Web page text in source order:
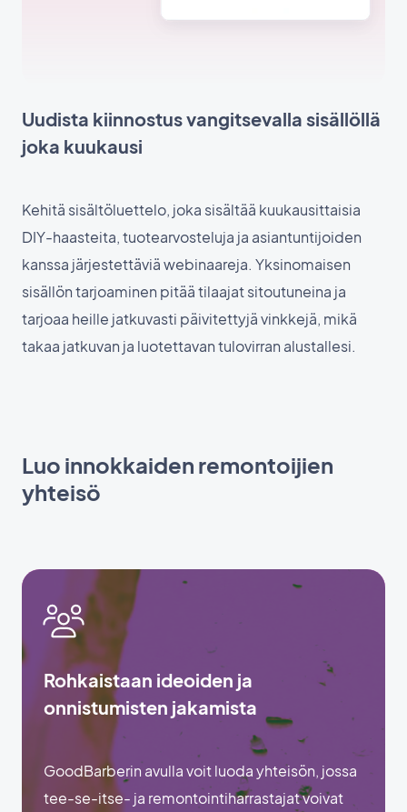
Uudista kiinnostus vangitsevalla sisällöllä
joka kuukausi
Kehitä sisältöluettelo, joka sisältää kuukausittaisia
DIY-haasteita, tuotearvosteluja ja asiantuntijoiden
kanssa järjestettäviä webinaareja. Yksinomaisen
sisällön tarjoaminen pitää tilaajat sitoutuneina ja
tarjoaa heille jatkuvasti päivitettyjä vinkkejä, mikä
takaa jatkuvan ja luotettavan tulovirran alustallesi.
Luo innokkaiden remontoijien
yhteisö
Rohkaistaan ideoiden ja
onnistumisten jakamista
GoodBarberin avulla voit luoda yhteisön, jossa
tee-se-itse- ja remontointiharrastajat voivat